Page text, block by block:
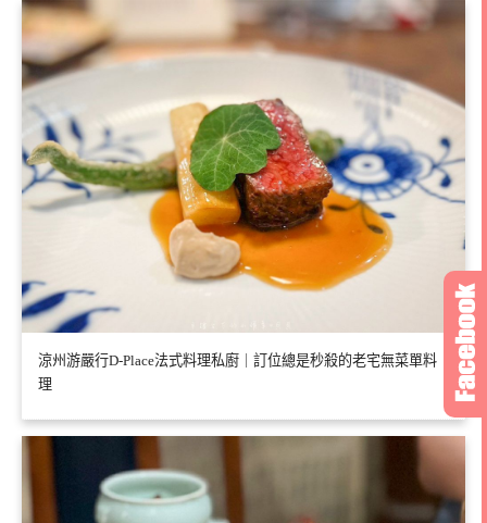
涼州游嚴行D-Place法式料理私廚｜訂位總是秒殺的老宅無菜單料
理